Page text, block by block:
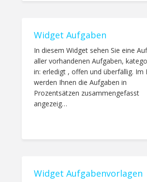
Widget Aufgaben
In diesem Widget sehen Sie eine
aller vorhandenen Aufgaben,
in: erledigt , offen und überfällig. Im
werden Ihnen die Aufgaben in
Prozentsätzen zusammengefasst
angezeig…
Widget Aufgabenvorlagen